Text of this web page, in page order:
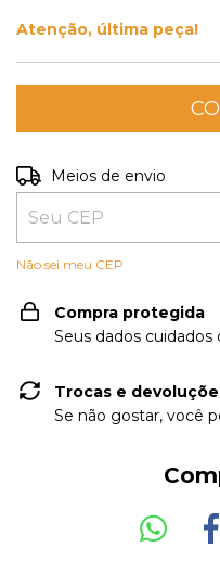
Atenção, última peça!
Entregas para o CEP:
Meios de envio
Não sei meu CEP
Compra protegida
Seus dados
Trocas e
Se não gostar, você